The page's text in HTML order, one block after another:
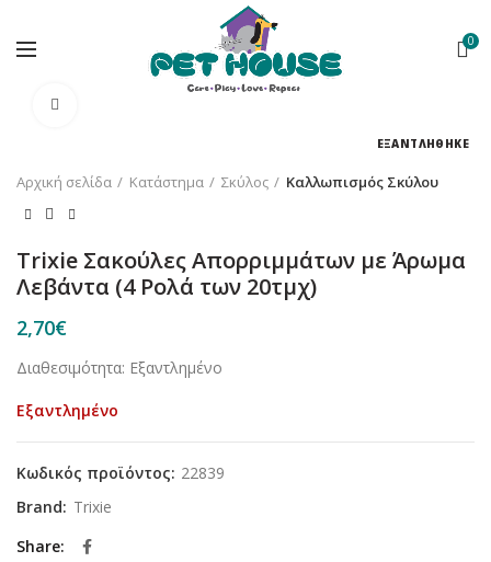
0
ΕΞΑΝΤΛΗΘΗΚΕ
Αρχική σελίδα Κατάστημα Σκύλος Καλλωπισμός Σκύλου
Trixie Σακούλες Απορριμμάτων με Άρωμα
Λεβάντα (4 Ρολά των 20τμχ)
2,70€
Διαθεσιμότητα: Εξαντλημένο
Εξαντλημένο
Κωδικός προϊόντος: 22839
Brand: Trixie
Share